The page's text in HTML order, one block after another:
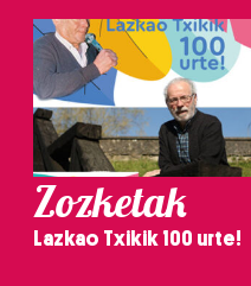
Zozketak
Lazkao Txikik 100 urte!